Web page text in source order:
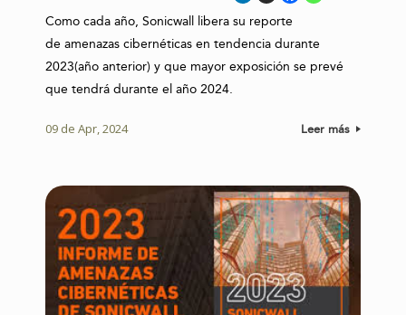
Como cada año, Sonicwall libera su reporte
de amenazas cibernéticas en tendencia durante
2023(año anterior) y que mayor exposición se prevé
que tendrá durante el año 2024.
09 de Apr, 2024 Leer más